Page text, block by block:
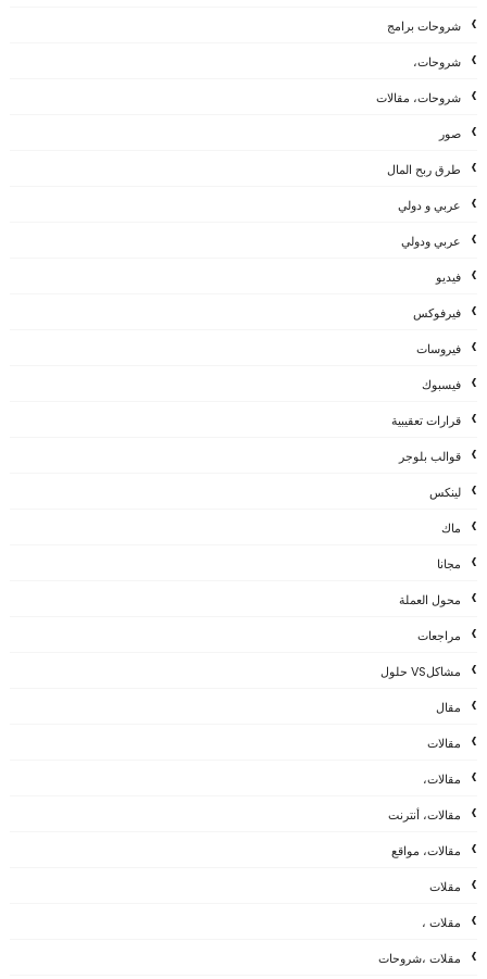
شروحات برامج
شروحات،
شروحات، مقالات
صور
طرق ربح المال
عربي و دولي
عربي ودولي
فيديو
فيرفوكس
فيروسات
فيسبوك
قرارات تعقيبية
قوالب بلوجر
لينكس
ماك
مجانا
محول العملة
مراجعات
مشاكلVS حلول
مقال
مقالات
مقالات،
مقالات، أنترنت
مقالات، مواقع
مقلات
مقلات ،
مقلات ،شروحات